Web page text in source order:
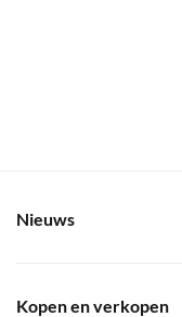
Nieuws
Kopen en verkopen